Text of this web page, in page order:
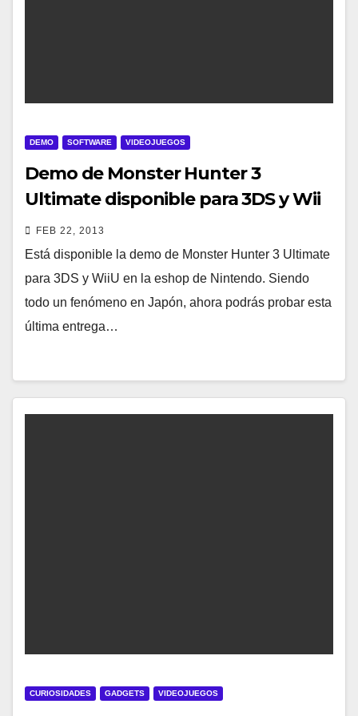
DEMO SOFTWARE VIDEOJUEGOS
Demo de Monster Hunter 3
Ultimate disponible para 3DS y Wii
UFEB 22, 2013
Está disponible la demo de Monster Hunter 3 Ultimate
para 3DS y WiiU en la eshop de Nintendo. Siendo
todo un fenómeno en Japón, ahora podrás probar esta
última entrega…
CURIOSIDADES GADGETS VIDEOJUEGOS